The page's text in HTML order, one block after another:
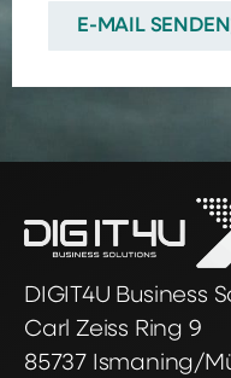
E-MAIL SENDEN
DIGIT4U Business
Carl Zeiss Ring 9
85737 Ismaning/